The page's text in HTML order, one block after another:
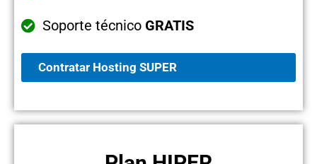
Soporte técnico GRATIS
Contratar Hosting SUPER